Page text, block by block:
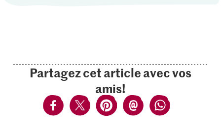
Partagez cet article avec vos
amis!